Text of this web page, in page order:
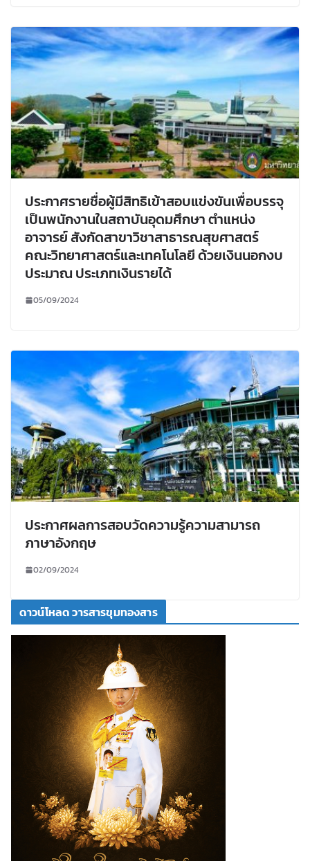
ประกาศรายชื่อผู้มีสิทธิเข้าสอบแข่งขันเพื่อบรรจุ
เป็นพนักงานในสถาบันอุดมศึกษา ตำแหน่ง
อาจารย์ สังกัดสาขาวิชาสาธารณสุขศาสตร์
คณะวิทยาศาสตร์และเทคโนโลยี ด้วยเงินนอกงบ
ประมาณ ประเภทเงินรายได้
05/09/2024
ประกาศผลการสอบวัดความรู้ความสามารถ
ภาษาอังกฤษ
02/09/2024
ดาวน์โหลด วารสารขุมทองสาร